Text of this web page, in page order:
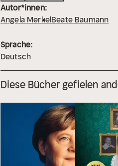
Autor*innen:
Angela MerkelBeate Baumann
Sprache:
Deutsch
Diese Bücher gefielen